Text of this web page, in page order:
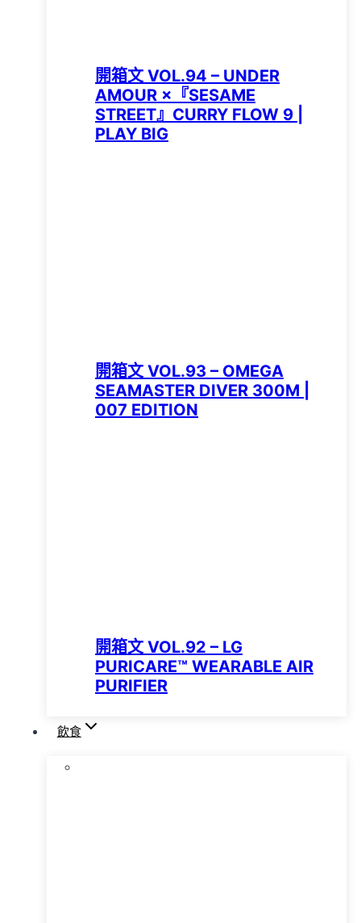
開箱文 VOL.94 – UNDER
AMOUR ×『SESAME
STREET』CURRY FLOW 9 |
PLAY BIG
開箱文 VOL.93 – OMEGA
SEAMASTER DIVER 300M |
007 EDITION
開箱文 VOL.92 – LG
PURICARE™️ WEARABLE AIR
PURIFIER
飲食